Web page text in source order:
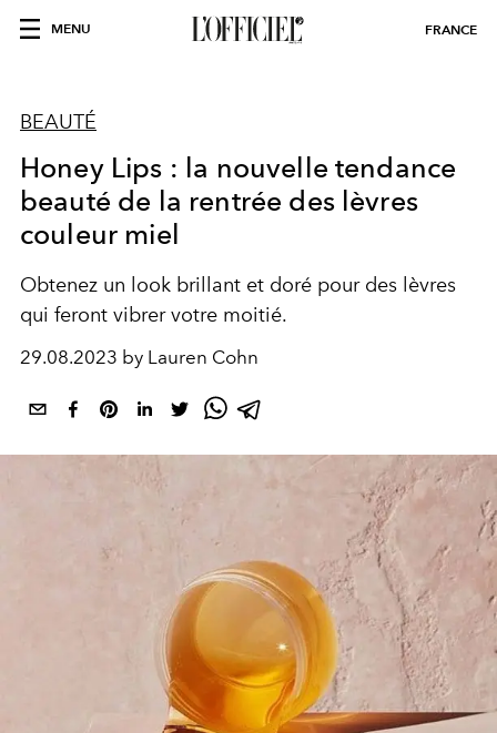
MENU FRANCE
BEAUTÉ
Honey Lips : la nouvelle tendance
beauté de la rentrée des lèvres
couleur miel
Obtenez un look brillant et doré pour des lèvres
qui feront vibrer votre moitié.
29.08.2023 by Lauren Cohn